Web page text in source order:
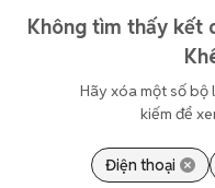
Không tìm thấy kết
Hãy xóa một số bộ
kiếm để
Điện thoại